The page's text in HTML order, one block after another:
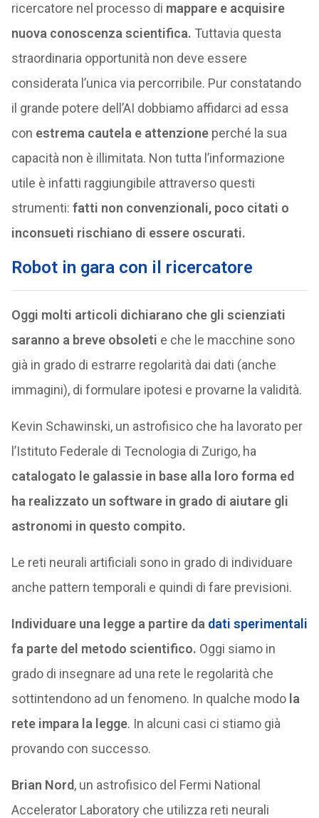
ricercatore nel processo di mappare e acquisire
nuova conoscenza scientifica. Tuttavia questa
straordinaria opportunità non deve essere
considerata l’unica via percorribile. Pur constatando
il grande potere dell’AI dobbiamo affidarci ad essa
con estrema cautela e attenzioneperché la sua
capacità non è illimitata. Non tutta l’informazione
utile è infatti raggiungibile attraverso questi
strumenti: fatti non convenzionali, poco citati o
inconsueti rischiano di essere oscurati.
Robot in gara con il ricercatore
Oggi molti articoli dichiarano che gli scienziati
saranno a breve obsoleti e che le macchine sono
già in grado di estrarre regolarità dai dati (anche
immagini), di formulare ipotesi e provarne la validità.
Kevin Schawinski, un astrofisico che ha lavorato per
l’Istituto Federale di Tecnologia di Zurigo, ha
catalogato le galassie in base alla loro forma ed
ha realizzato un software in grado di aiutare gli
astronomi in questo compito.
Le reti neurali artificiali sono in grado di individuare
anche pattern temporali e quindi di fare previsioni.
Individuare una legge a partire da dati sperimentali
fa parte del metodo scientifico. Oggi siamo in
grado di insegnare ad una rete le regolarità che
sottintendono ad un fenomeno. In qualche modola
rete impara la legge. In alcuni casi ci stiamo già
provando con successo.
Brian Nord, un astrofisico del Fermi National
Accelerator Laboratory che utilizza reti neurali